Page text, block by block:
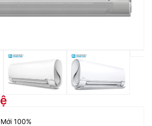
100%